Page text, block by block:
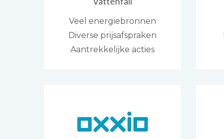
Veel energiebronnen
Diverse prijsafspraken
Aantrekkelijke acties